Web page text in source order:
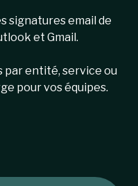
signatures email de
et Gmail.
par entité, service ou
pour vos équipes.